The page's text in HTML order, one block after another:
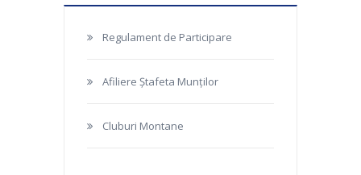
Regulament de Participare
Afiliere Ștafeta Munților
Cluburi Montane